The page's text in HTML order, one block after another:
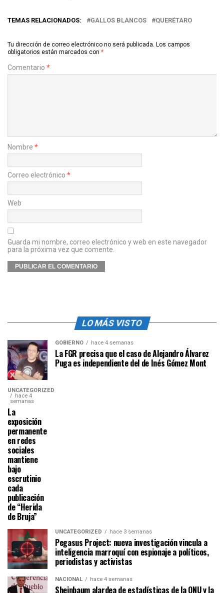
TEMAS RELACIONADOS: GALLOS BLANCOS QUERÉTARO
Tu dirección de correo electrónico no será publicada. Los campos
obligatorios están marcados con *
Comentario *
Nombre *
Correo electrónico *
Web
Guarda mi nombre, correo electrónico y web en este navegador
para la próxima vez que comente.
LO MÁS VISTO
GOBIERNO hace 4 semanas
La FGR precisa que el caso de Alejandro Álvarez
Puga es independiente del de Inés Gómez Mont
UNCATEGORIZED
hace 4
semanas
La
exposición
permanente
en redes
sociales
mantiene
bajo
escrutinio
cada
publicación
de “Herida
de Bruja”
UNCATEGORIZED hace 3 semanas
Pegasus Project: nueva investigación vincula a
inteligencia marroquí con espionaje a políticos,
periodistas y activistas
NACIONAL hace 4 semanas
Sheinbaum alardea de estadísticas de la ONU y la